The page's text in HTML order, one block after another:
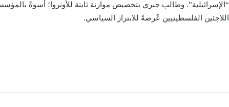
“الإسرائيلية”. وطالب جبري بتخصيص موازنة ثابتة للأونروا؛ أسوةً
اللاجئين الفلسطينيين عُرضةً للابتزاز السياسي.